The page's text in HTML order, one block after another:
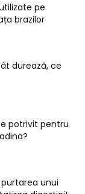
pe
brazilor
durează, ce
potrivit pentru
unui